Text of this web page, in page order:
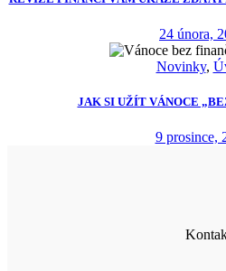
24 února,
Novinky,
JAK SI UŽÍT VÁNOCE
9 prosince,